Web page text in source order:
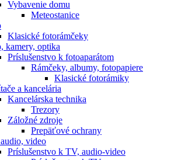
Vybavenie domu
Meteostanice
Klasické fotorámčeky
kamery, optika
Príslušenstvo k fotoaparátom
Rámčeky, albumy, fotopapiere
Klasické fotorámiky
a kancelária
Kancelárska technika
Trezory
Záložné zdroje
Prepäťové ochrany
video
Príslušenstvo k TV, audio-video